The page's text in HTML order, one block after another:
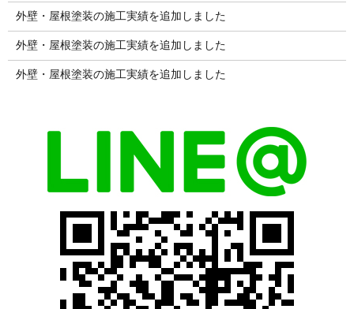
外壁・屋根塗装の施工実績を追加しました
外壁・屋根塗装の施工実績を追加しました
外壁・屋根塗装の施工実績を追加しました